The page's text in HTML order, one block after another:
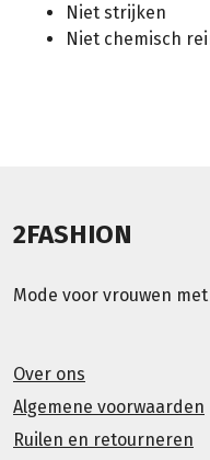
Niet strijken
Niet chemisch
2FASHION
Mode voor vrouwen
Over ons
Algemene voorwaarden
Ruilen en retourneren